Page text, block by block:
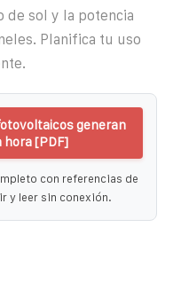
de sol y la potencia
Planifica tu uso
generan
hora [PDF]
con referencias de
y leer sin conexión.